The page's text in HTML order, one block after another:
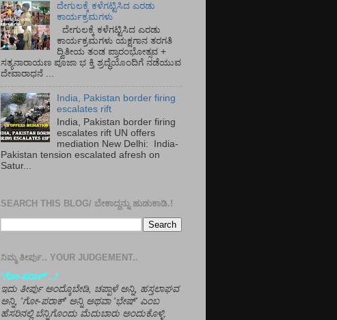
ದೇಗುಲಕ್ಕೆ ಕಳೆಗಟ್ಟಿಸಿದ ಎರಡು
ಕಾರ್ಯಕ್ರಮಗಳು
ದೇಗುಲಕ್ಕೆ ಕಳೆಗಟ್ಟಿಸಿದ ಎರಡು
ಕಾರ್ಯಕ್ರಮಗಳು ಯಕ್ಷಗಾನ ತರಗತಿ
ದ್ವಿತೀಯ ತಂಡ ಪ್ರಾರಂಭೋತ್ಸವ +
ಸತ್ಯನಾರಾಯಣ ಪೂಜಾ ಭ ಕ್ತಿ ಶ್ರದ್ಧೆಯೊಂದಿಗೆ ನಡೆಯುವ
ದೇವಾರಾಧನೆ ...
India, Pakistan border firing
escalates rift
India, Pakistan border firing
escalates rift UN offers
mediation New Delhi: India-
Pakistan tension escalated afresh on
Satur...
SEARCH THIS BLOG/ ಬೇಕಾದ್ದನ್ನು ಹುಡುಕಾಡಿ.!
ನಿಮ್ಮ ತೀರ್ಪು.. YOUR JUDGEMENT..
'ಗೋ-ಪರಾಕ್' ..!
ಇದು ತೀರ್ಪು ಅಂದ್ಕೊಬೇಡಿ, ಚಪ್ಪಾಳೆ ಅನ್ನಿ, ಹಸ್ತಲಾಘವ
ಅನ್ನಿ, 'ಗೋ-ಪರಾಕ್' ಅನ್ನಿ ಅಥವಾ 'ಭೇಷ್' ಎಂಬ
ಹೆಸರಿನಲ್ಲಿ ಬೆನ್ನಿಗೊಂದು ಮೆದುಬಾರು ಅಂದುಕೊಳ್ಳಿ.